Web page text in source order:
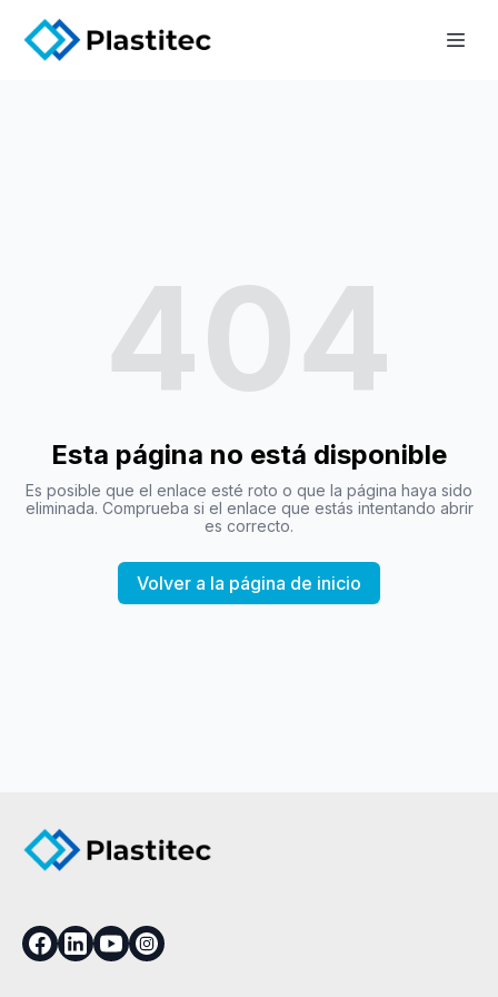
404
Esta página no está disponible
Es posible que el enlace esté roto o que la página haya sido
eliminada. Comprueba si el enlace que estás intentando abrir
es correcto.
Volver a la página de inicio